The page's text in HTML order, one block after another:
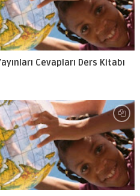
Cevapları Ders Kitabı